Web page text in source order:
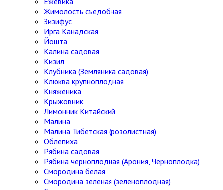
Жимолость съедобная
Зизифус
Ирга Канадская
Йошта
Калина садовая
Кизил
Клубника (Земляника садовая)
Клюква крупноплодная
Княженика
Крыжовник
Лимонник Китайский
Малина
Малина Тибетская (розолистная)
Облепиха
Рябина садовая
Рябина черноплодная (Арония, Черноплодка)
Смородина белая
Смородина зеленая (зеленоплодная)